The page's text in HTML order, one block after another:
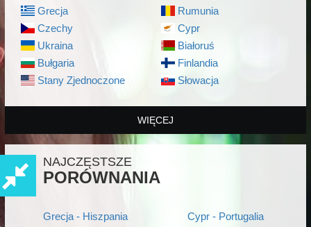
Grecja
Czechy
Ukraina
Bułgaria
Stany Zjednoczone
Rumunia
Cypr
Białoruś
Finlandia
Słowacja
WIĘCEJ
NAJCZĘSTSZE
PORÓWNANIA
Grecja - Hiszpania
Cypr - Portugalia